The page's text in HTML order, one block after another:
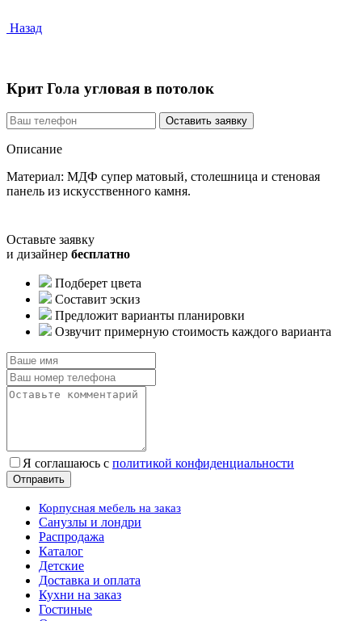
Назад
Крит Гола угловая в потолок
Описание
Материал: МДФ супер матовый, столешница и стеновая
панель из искусственного камня.
Оставьте заявку
и дизайнер бесплатно
Подберет цвета
Составит эскиз
Предложит варианты планировки
Озвучит примерную стоимость каждого варианта
Я соглашаюсь с политикой конфиденциальности
Корпусная мебель на заказ
Санузлы и лондри
Распродажа
Каталог
Детские
Доставка и оплата
Кухни на заказ
Гостиные